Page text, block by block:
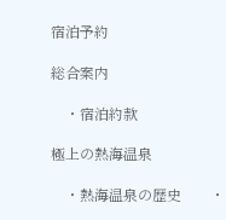
宿泊予約
総合案内
宿泊約款
極上の熱海温泉
熱海温泉の歴史